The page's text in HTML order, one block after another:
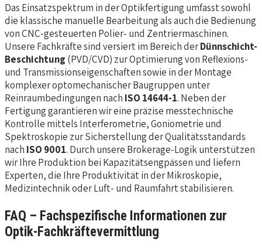
Das Einsatzspektrum in der Optikfertigung umfasst sowohl
die klassische manuelle Bearbeitung als auch die Bedienung
von CNC-gesteuerten Polier- und Zentriermaschinen.
Unsere Fachkräfte sind versiert im Bereich derDünnschicht-
Beschichtung (PVD/CVD) zur Optimierung von Reflexions-
und Transmissionseigenschaften sowie in der Montage
komplexer optomechanischer Baugruppen unter
Reinraumbedingungen nach ISO 14644-1. Neben der
Fertigung garantieren wir eine präzise messtechnische
Kontrolle mittels Interferometrie, Goniometrie und
Spektroskopie zur Sicherstellung der Qualitätsstandards
nach ISO 9001. Durch unsere Brokerage-Logik unterstützen
wir Ihre Produktion bei Kapazitätsengpässen und liefern
Experten, die Ihre Produktivität in der Mikroskopie,
Medizintechnik oder Luft- und Raumfahrt stabilisieren.
FAQ – Fachspezifische Informationen zur
Optik-Fachkräftevermittlung